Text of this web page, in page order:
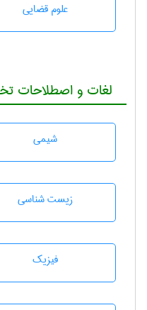
علوم قضایی
لغات و اصطلاحات
شيمی
زيست شناسی
فیزیک